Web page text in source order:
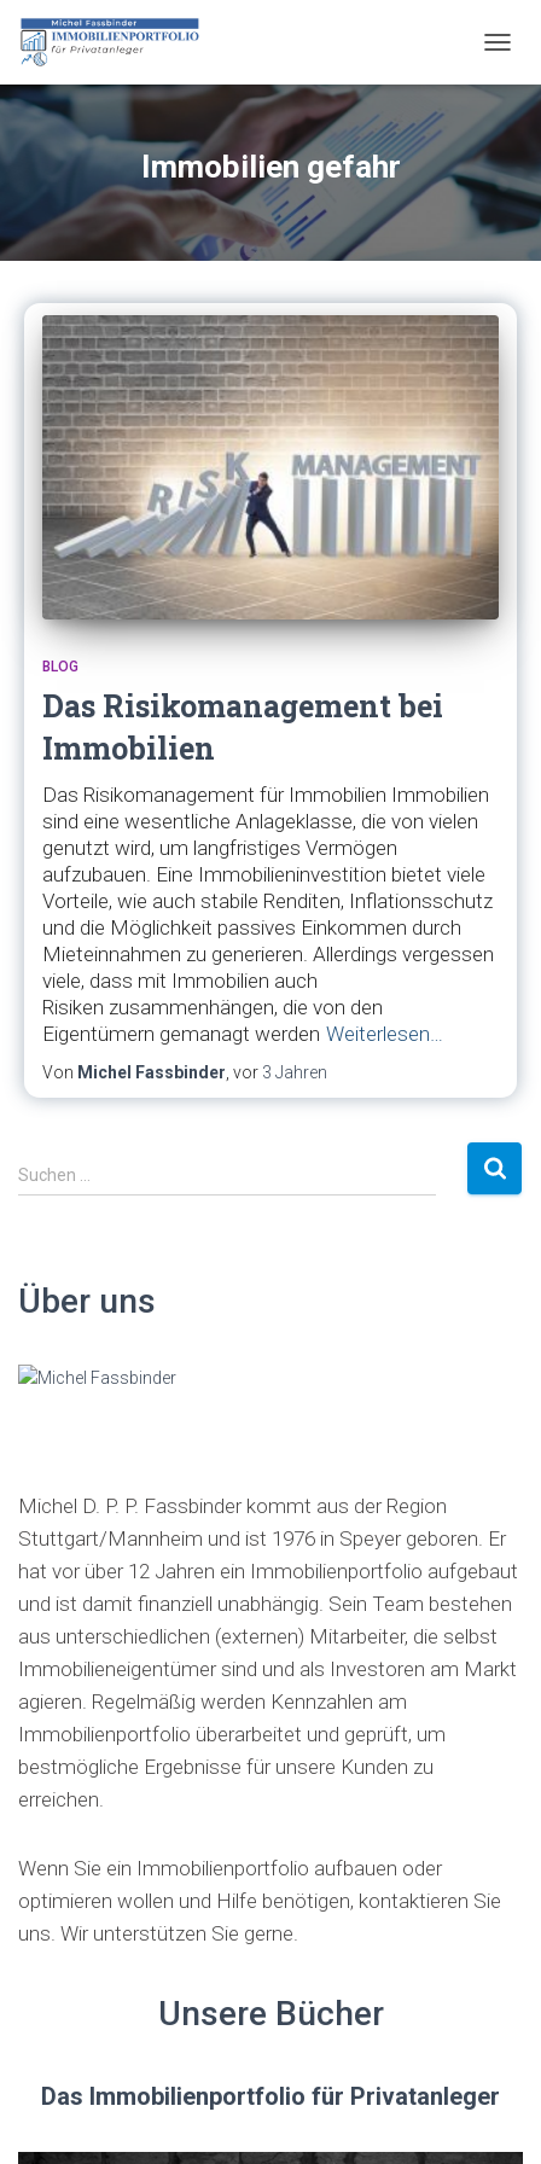
Immobilien gefahr
BLOG
Das Risikomanagement bei
Immobilien
Das Risikomanagement für Immobilien Immobilien
sind eine wesentliche Anlageklasse, die von vielen
genutzt wird, um langfristiges Vermögen
aufzubauen. Eine Immobilieninvestition bietet viele
Vorteile, wie auch stabile Renditen, Inflationsschutz
und die Möglichkeit passives Einkommen durch
Mieteinnahmen zu generieren. Allerdings vergessen
viele, dass mit Immobilien auch
Risiken zusammenhängen, die von den
Eigentümern gemanagt werden Weiterlesen…
Von Michel Fassbinder , vor 3 Jahren
S
u
h
Suchen …
Über uns
Michel D. P. P. Fassbinder kommt aus der Region
Stuttgart/Mannheim und ist 1976 in Speyer geboren. Er
hat vor über 12 Jahren ein Immobilienportfolio aufgebaut
und ist damit finanziell unabhängig. Sein Team bestehen
aus unterschiedlichen (externen) Mitarbeiter, die selbst
Immobilieneigentümer sind und als Investoren am Markt
agieren. Regelmäßig werden Kennzahlen am
Immobilienportfolio überarbeitet und geprüft, um
bestmögliche Ergebnisse für unsere Kunden zu
erreichen.
Wenn Sie ein Immobilienportfolio aufbauen oder
optimieren wollen und Hilfe benötigen, kontaktieren Sie
uns. Wir unterstützen Sie gerne.
Unsere Bücher
Das Immobilienportfolio für Privatanleger